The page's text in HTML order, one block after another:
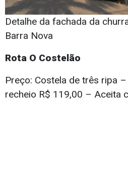
Detalhe da fachada da
Barra Nova
Rota O Costelão
Preço: Costela de três ripa
recheio R$ 119,00 – Aceita